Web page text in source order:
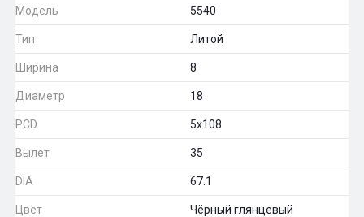
Модель 5540
Тип Литой
Ширина 8
Диаметр 18
PCD 5x108
Вылет 35
DIA 67.1
Цвет Чёрный глянцевый